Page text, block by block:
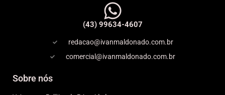
(43) 99634-4607
redacao@ivanmaldonado.com.br
comercial@ivanmaldonado.com.br
Sobre nós